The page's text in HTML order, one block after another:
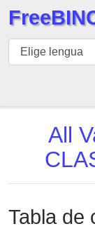
BIN
Inspector
Número
API
BIN
Generator
All
Tabla de